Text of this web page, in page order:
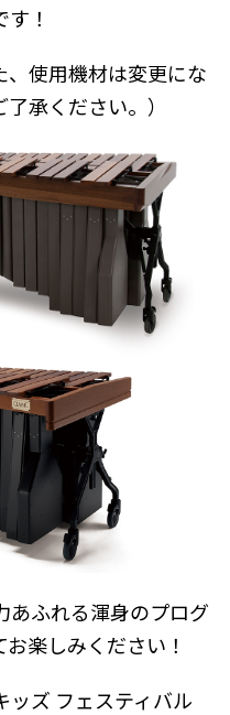
！
、使用機材は変更にな
承ください。）
あふれる渾身のプログ
楽しみください！
ズ フェスティバル